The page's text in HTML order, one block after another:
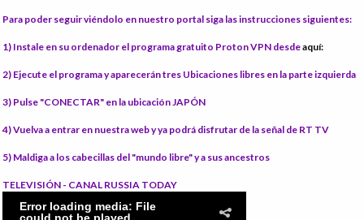
Para poder seguir viéndolo en nuestro portal siga las instrucciones siguientes:
1) Instale en su ordenador el programa gratuito Proton VPN desdeaquí:
2) Ejecute el programay aparecerán tres Ubicaciones libres en la parte izquierda
3) Pulse "CONECTAR" en la ubicación JAPÓN
4) Vuelva a entrar en nuestra weby ya podrá disfrutar de la señal de RT TV
5) Maldigaa los cabecillas del "mundo libre" y a sus ancestros
TELEVISIÓN - CANAL RUSSIA TODAY